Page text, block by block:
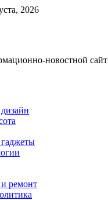
2026
новостной сайт
и ремонт